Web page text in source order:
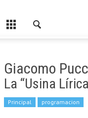
Giacomo
La “Usina
Principal programacion